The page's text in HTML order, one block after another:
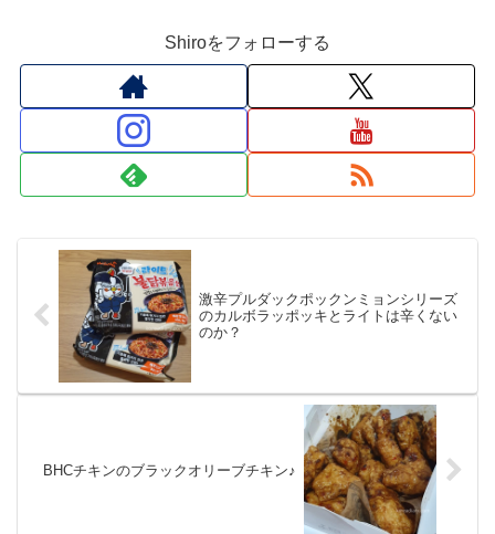
Shiroをフォローする
激辛プルダックポックンミョンシリーズ
のカルボラッポッキとライトは辛くない
のか？
BHCチキンのブラックオリーブチキン♪